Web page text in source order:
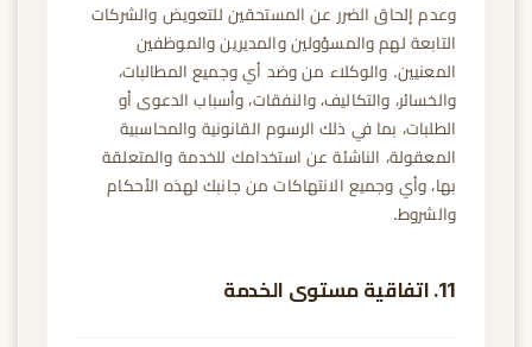
وعدم إلحاق الضرر عن المستحقين للتعويض والشركات
التابعة لهم والمسؤولين والمديرين والموظفين
المعنيين. والوكلاء من وضد أي وجميع المطالبات،
والخسائر، والتكاليف، والنفقات، وأسباب الدعوى أو
الطلبات، بما في ذلك الرسوم القانونية والمحاسبية
المعقولة، الناشئة عن استخدامك للخدمة والمتعلقة
بها، وأي وجميع الانتهاكات من جانبك لهذه الأحكام
والشروط.
11. اتفاقية مستوى الخدمة